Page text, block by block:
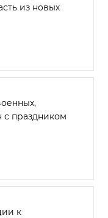
из новых
с праздником
к